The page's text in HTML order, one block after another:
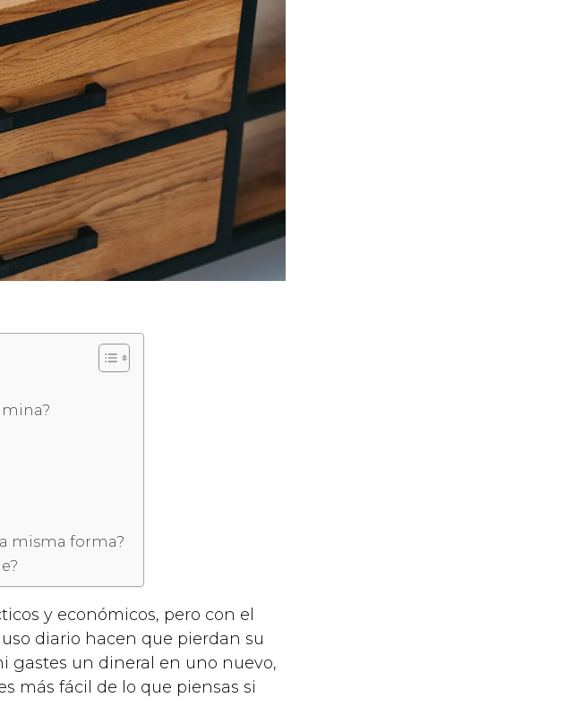
misma forma?
y económicos, pero con el
diario hacen que pierdan su
gastes un dineral en uno nuevo,
más fácil de lo que piensas si